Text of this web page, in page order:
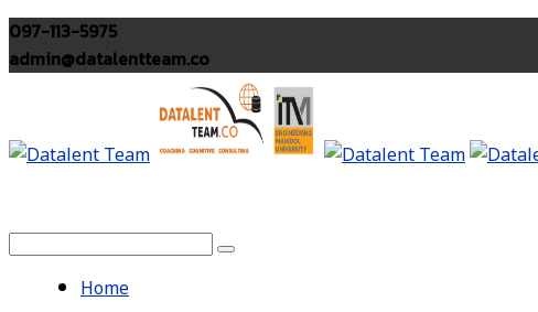
097-113-5975
admin@datalentteam.co
Home